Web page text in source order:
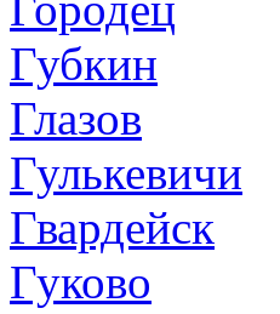
Губкин
Глазов
Гулькевичи
Гвардейск
Гуково